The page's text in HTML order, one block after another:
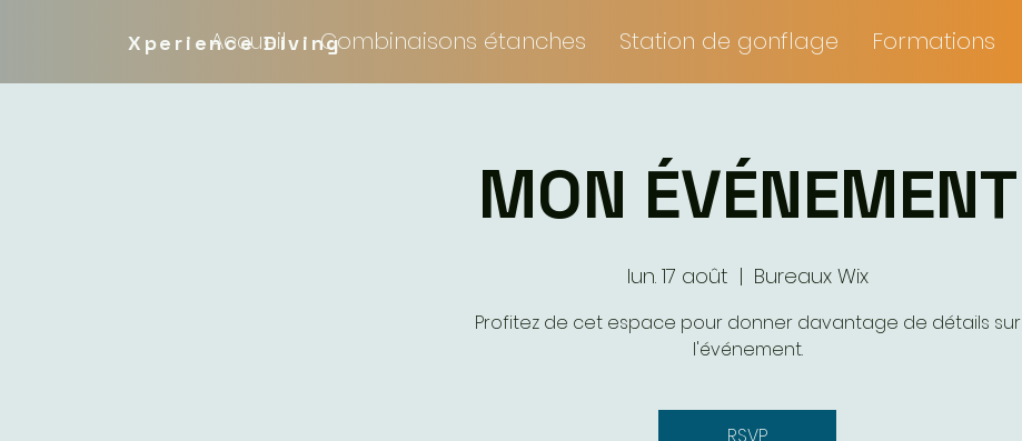
Xperience Diving
Accueil Combinaisons étanches Station de gonflage Formations
MON ÉVÉNEMENT
lun. 17 août
  |
Bureaux Wix
Profitez de cet espace pour donner davantage de détails sur
l'événement.